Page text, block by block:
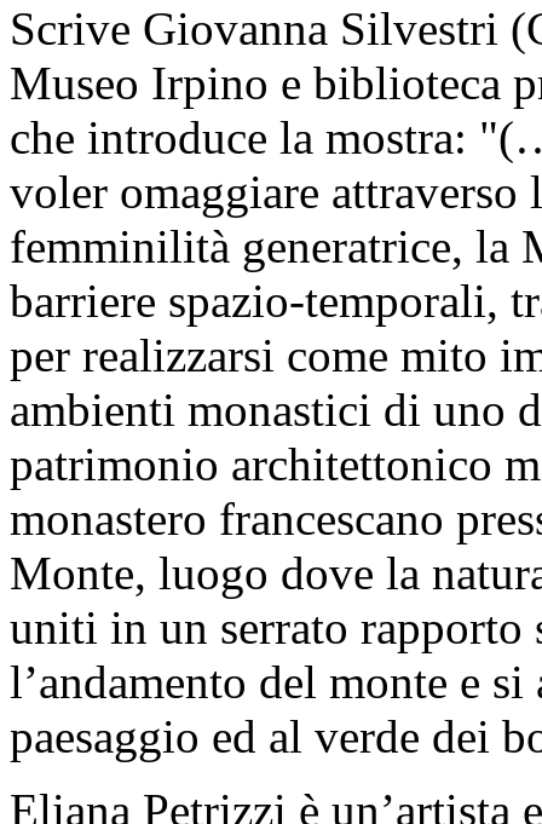
Scrive Giovanna Silvestri
Museo Irpino e biblioteca
che introduce la mostra:
voler omaggiare attraverso
femminilità generatrice, la
barriere spazio-temporali,
per realizzarsi come mito
ambienti monastici di uno
patrimonio architettonico
monastero francescano
Monte, luogo dove la
uniti in un serrato rapporto
l’andamento del monte e
paesaggio ed al verde dei
Eliana Petrizzi è un’artista